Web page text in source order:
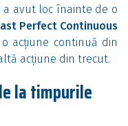
avut loc înainte de o
Perfect Continuous
acțiune continuă din
acțiune din trecut.
la timpurile